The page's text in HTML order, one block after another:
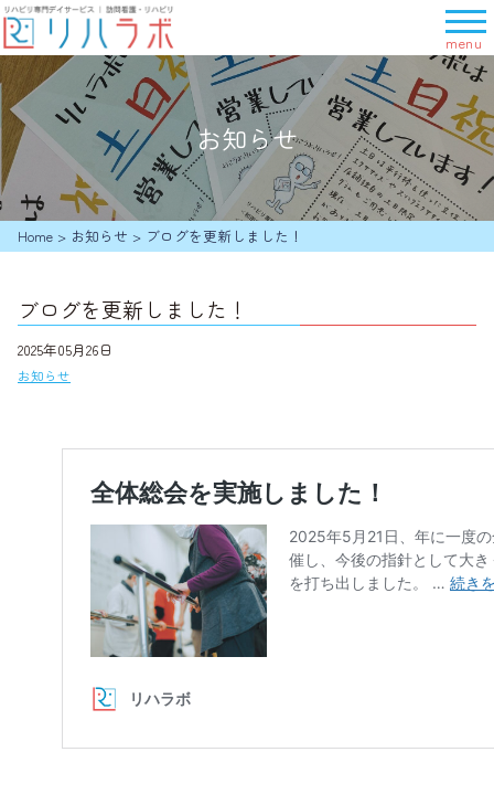
メ
ニ
ュ
ー
を
開
く
お知らせ
Home > お知らせ > ブログを更新しました！
ブログを更新しました！
2025年05月26日
お知らせ